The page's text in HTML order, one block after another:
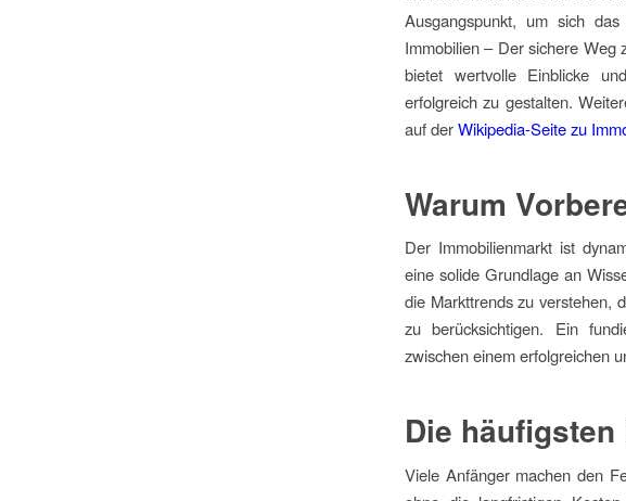
Ausgangspunkt, um sich
Immobilien – Der sichere Weg
bietet wertvolle Einblicke
erfolgreich zu gestalten.
auf derWikipedia-Seite zu
Warum
Der Immobilienmarkt ist
eine solide Grundlage an
die Markttrends zu verstehen,
zu berücksichtigen. Ein
zwischen einem erfolgreichen
Die
Viele Anfänger machen den